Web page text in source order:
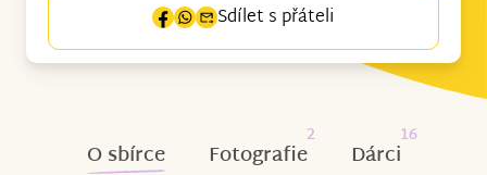
Sdílet s přáteli
O sbírce Fotografie
2
Dárci
16